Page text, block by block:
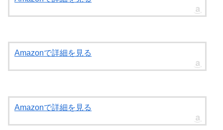
Amazonで詳細を見る
Amazonで詳細を見る